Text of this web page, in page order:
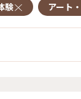
験 アート